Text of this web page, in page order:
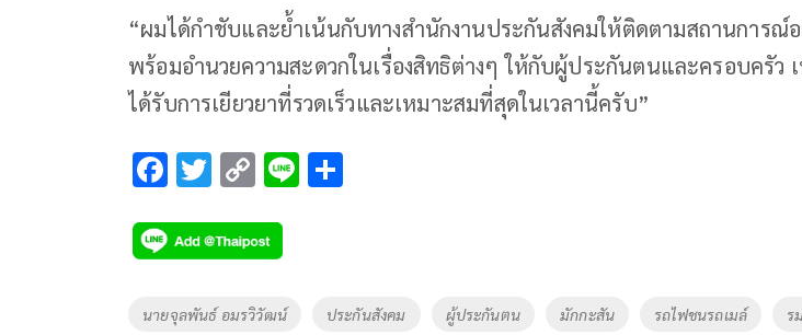
“ผมได้กำชับและย้ำเน้นกับทางสำนักงานประกันสังคมให้ติดตามสถานการณ์อ
พร้อมอำนวยความสะดวกในเรื่องสิทธิต่างๆ ให้กับผู้ประกันตนและครอบครัว
ได้รับการเยียวยาที่รวดเร็วและเหมาะสมที่สุดในเวลานี้ครับ”
F
e
b
o
T
tt
er
C
p
y
Li
Li
Tags
นายจุลพันธ์ อมรวิวัฒน์ ประกันสังคม ผู้ประกันตน มักกะสัน รถไฟชนรถเมล์ ร